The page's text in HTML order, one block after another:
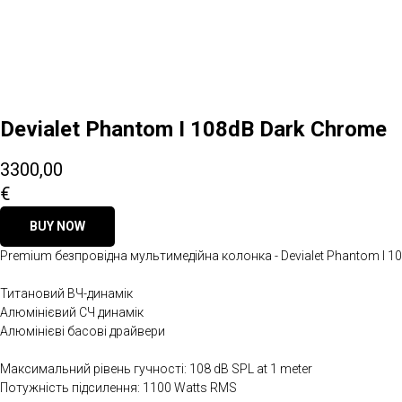
Devialet Phantom I 108dB Dark Chrome
3300,00
€
BUY NOW
Premium безпровідна мультимедійна колонка - Devialet Phantom I
Титановий ВЧ-динамік
Алюмінієвий СЧ динамік
Алюмінієві басові драйвери
Максимальний рівень гучності: 108 dB SPL at 1 meter
Потужність підсилення: 1100 Watts RMS